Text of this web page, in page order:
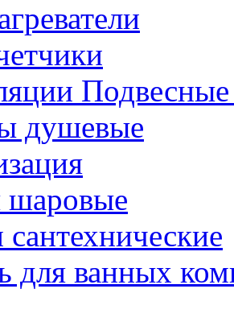
душевые
для ванных